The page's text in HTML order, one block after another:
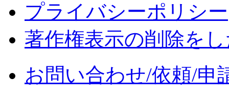
プライバシーポリシー
著作権表示の削除を
お問い合わせ/依頼/申